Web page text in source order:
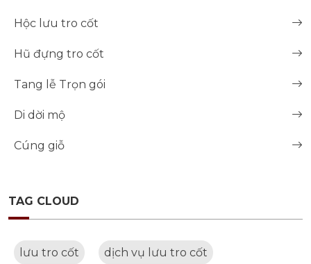
Hộc lưu tro cốt
Hũ đựng tro cốt
Tang lễ Trọn gói
Di dời mộ
Cúng giỗ
TAG CLOUD
lưu tro cốt dịch vụ lưu tro cốt